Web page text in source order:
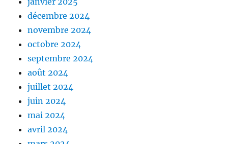
décembre 2024
novembre 2024
octobre 2024
septembre 2024
août 2024
juillet 2024
juin 2024
mai 2024
avril 2024